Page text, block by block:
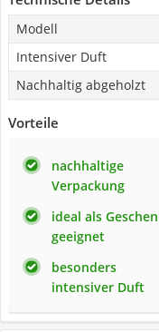
Modell
Intensiver Duft
Nachhaltig abgeholzt
Vorteile
nachhaltige
Verpackung
ideal als
geeignet
besonders
intensiver Duft